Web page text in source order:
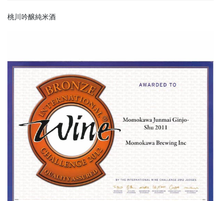
桃川吟醸純米酒